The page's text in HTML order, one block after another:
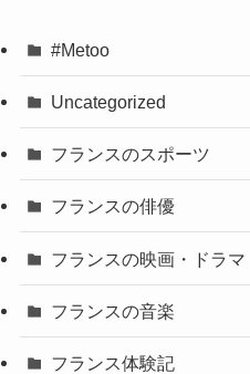
#Metoo
Uncategorized
フランスのスポーツ
フランスの俳優
フランスの映画・ドラマ
フランスの音楽
フランス体験記